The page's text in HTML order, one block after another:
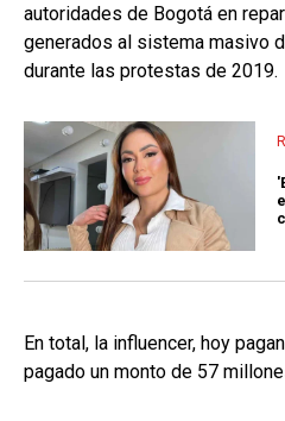
autoridades de Bogotá en
generados al sistema masivo
durante las protestas de 2019.
En total, la influencer, hoy
pagado un monto de 57